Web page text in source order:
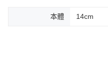
本體 14cm